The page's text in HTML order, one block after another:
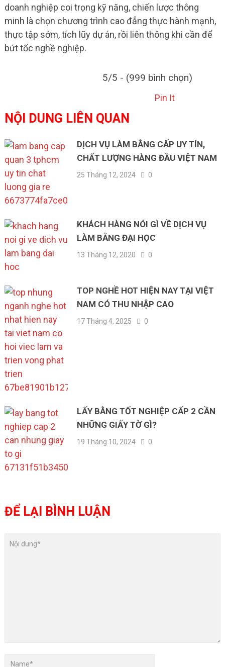
doanh nghiệp coi trọng kỹ năng, chiến lược thông
minh là chọn chương trình cao đẳng thực hành mạnh,
thực tập sớm, tích lũy dự án, rồi liên thông khi cần để
bứt tốc nghề nghiệp.
5/5 - (999 bình chọn)
Pin It
NỘI DUNG LIÊN QUAN
DỊCH VỤ LÀM BẰNG CẤP UY TÍN,
CHẤT LƯỢNG HÀNG ĐẦU VIỆT NAM
25 Tháng 12, 2024 0
KHÁCH HÀNG NÓI GÌ VỀ DỊCH VỤ
LÀM BẰNG ĐẠI HỌC
13 Tháng 12, 2020 0
TOP NGHỀ HOT HIỆN NAY TẠI VIỆT
NAM CÓ THU NHẬP CAO
17 Tháng 4, 2025 0
LẤY BẰNG TỐT NGHIỆP CẤP 2 CẦN
NHỮNG GIẤY TỜ GÌ?
19 Tháng 10, 2024 0
ĐỂ LẠI BÌNH LUẬN